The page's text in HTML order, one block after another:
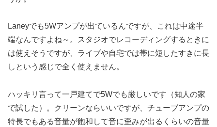
Laneyでも5Wアンプが出ているんですが、これは中途半
端なんですよね～。スタジオでレコーディングするときに
は使えそうですが、ライブや自宅では帯に短したすきに長
しという感じで全く使えません。
ハッキリ言って一戸建てで5Wでも厳しいです（知人の家
で試した）。クリーンならいいですが、チューブアンプの
特長でもある音量が飽和して音に歪みが出るくらいの音量